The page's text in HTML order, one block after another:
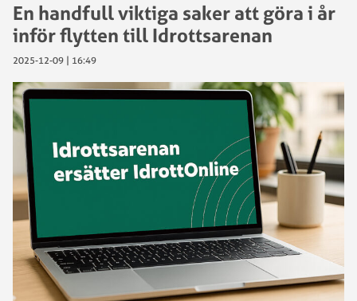
En handfull viktiga saker att göra i år
inför flytten till Idrottsarenan
2025-12-09 | 16:49